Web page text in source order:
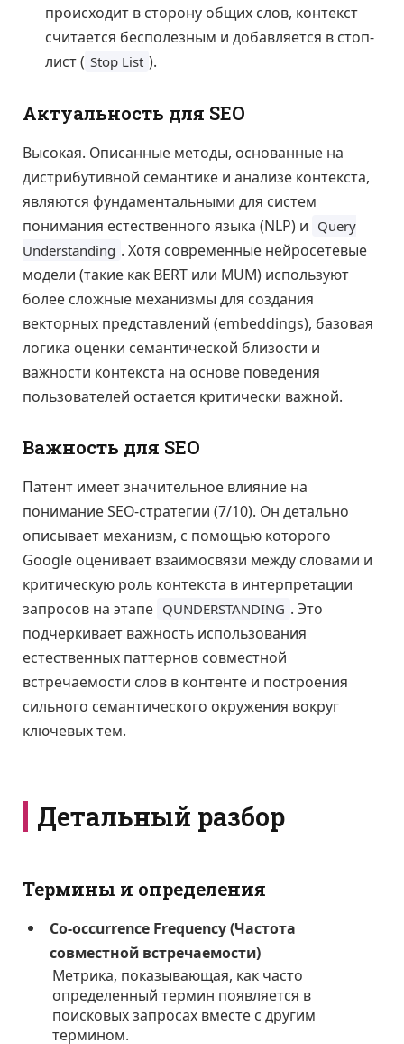
происходит в сторону общих слов, контекст
считается бесполезным и добавляется в стоп-
лист ( Stop List ).
Актуальность для SEO
Высокая. Описанные методы, основанные на
дистрибутивной семантике и анализе контекста,
являются фундаментальными для систем
понимания естественного языка (NLP) и Query
Understanding . Хотя современные нейросетевые
модели (такие как BERT или MUM) используют
более сложные механизмы для создания
векторных представлений (embeddings), базовая
логика оценки семантической близости и
важности контекста на основе поведения
пользователей остается критически важной.
Важность для SEO
Патент имеет значительное влияние на
понимание SEO-стратегии (7/10). Он детально
описывает механизм, с помощью которого
Google оценивает взаимосвязи между словами и
критическую роль контекста в интерпретации
запросов на этапе QUNDERSTANDING . Это
подчеркивает важность использования
естественных паттернов совместной
встречаемости слов в контенте и построения
сильного семантического окружения вокруг
ключевых тем.
Детальный разбор
Термины и определения
Co-occurrence Frequency (Частота
совместной встречаемости)
Метрика, показывающая, как часто
определенный термин появляется в
поисковых запросах вместе с другим
термином.